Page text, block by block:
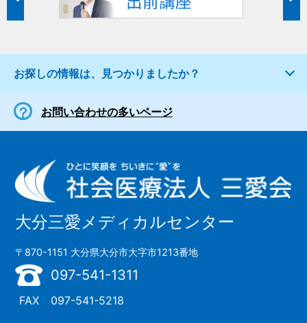
お探しの情報は、見つかりましたか？
お問い合わせの多いページ
大分三愛メディカルセンター
〒870-1151 大分県大分市大字市1213番地
097-541-1311
FAX 097-541-5218